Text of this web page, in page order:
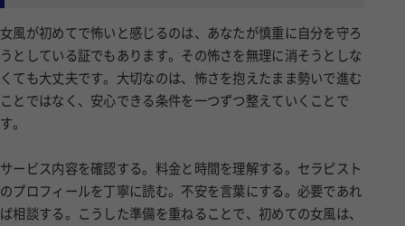
女風が初めてで怖いと感じるのは、あなたが慎重に自分を守ろ
うとしている証でもあります。その怖さを無理に消そうとしな
くても大丈夫です。大切なのは、怖さを抱えたまま勢いで進む
ことではなく、安心できる条件を一つずつ整えていくことで
す。
サービス内容を確認する。料金と時間を理解する。セラピスト
のプロフィールを丁寧に読む。不安を言葉にする。必要であれ
ば相談する。こうした準備を重ねることで、初めての女風は、